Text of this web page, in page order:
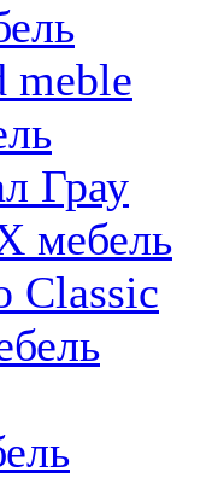
meble
Грау
мебель
Classic